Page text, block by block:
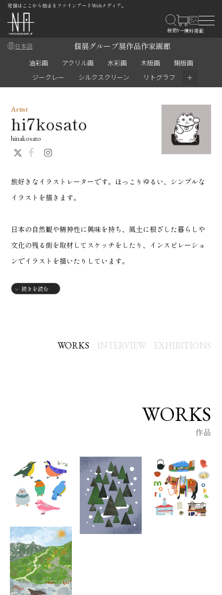
発信はここから始まるファインアートWebメディア。
日本語 個展グループ展作品作家画廊
油彩画 アクリル画 水彩画 木版画
銅版画
ジークレー
シルクスクリーン リトグラフ ＋
旅好きなイラストレーターです。ほっこりゆるい、シンプルな
イラストを描きます。
日本の自然観や精神性に興味を持ち、風土に根ざした暮らしや
文化の残る街を取材してスケッチをしたり、インスピレーショ
ンでイラストを描いたりしています。
依頼に応じて、webや雑誌の記事・広告媒体などにイラストを
続きを読む
Artist
hi7kosato
hinakosato
WORKS INTERVIEW EXHIBITIONS
WORKS
作品